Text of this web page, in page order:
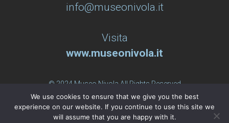
info@museonivola.it
Visita
www.museonivola.it
© 2024 Museo Nivola All Rights Reserved
Privacy Policy–Termini e condizioni
We use cookies to ensure that we give you the best
experience on our website. If you continue to use this site we
will assume that you are happy with it.